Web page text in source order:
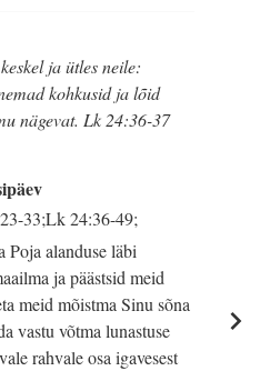
ja ütles neile:
kohkusid ja lõid
nägevat. Lk 24:36-37
33;Lk 24:36-49;
Poja alanduse läbi
ja päästsid meid
meid mõistma Sinu sõna
vastu võtma lunastuse
rahvale osa igavesest